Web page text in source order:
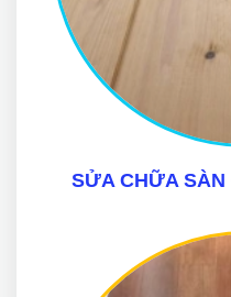
SỬA CHỮA